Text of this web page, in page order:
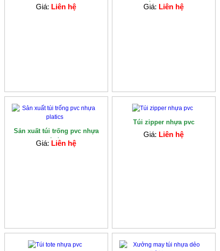
rượu
Giá: Liên hệ
đựng rượu
Giá: Liên hệ
Sản xuất túi trống pvc nhựa
platics
Giá: Liên hệ
Túi zipper nhựa pvc
Giá: Liên hệ